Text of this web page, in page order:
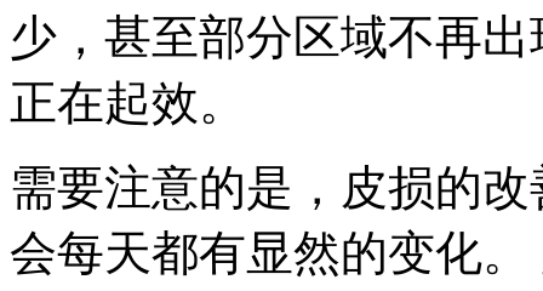
少，甚至部分区域不再
正在起效。
需要注意的是，皮损的
会每天都有显然的变化